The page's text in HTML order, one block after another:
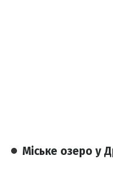
Міське озеро у